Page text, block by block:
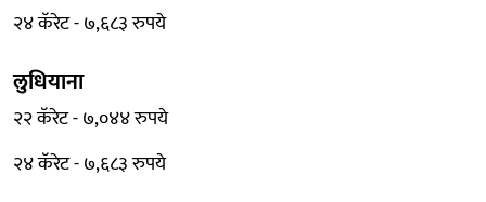
२४ कॅरेट - ७,६८३ रुपये
लुधियाना
२२ कॅरेट - ७,०४४ रुपये
२४ कॅरेट - ७,६८३ रुपये